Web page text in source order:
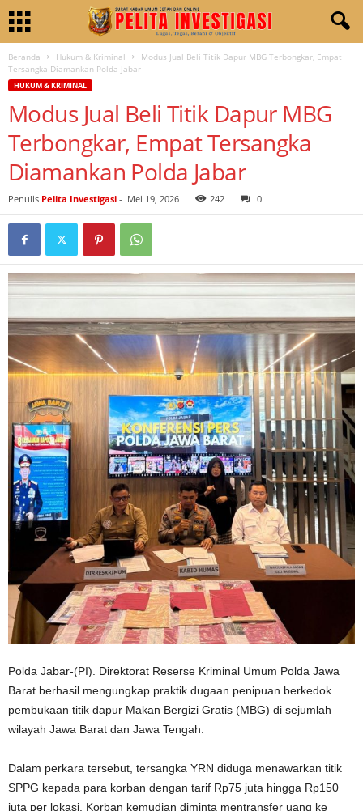
Beranda Hukum & Kriminal
Modus Jual Beli Titik Dapur MBG Terbongkar, Empat
Tersangka Diamankan Polda Jabar
HUKUM & KRIMINAL
Modus Jual Beli Titik Dapur MBG
Terbongkar, Empat Tersangka
Diamankan Polda Jabar
Penulis Pelita Investigasi - Mei 19, 2026 242 0
Polda Jabar-(PI). ‎Direktorat Reserse Kriminal Umum Polda Jawa
Barat berhasil mengungkap praktik dugaan penipuan berkedok
pembukaan titik dapur Makan Bergizi Gratis (MBG) di sejumlah
wilayah Jawa Barat dan Jawa Tengah.
‎Dalam perkara tersebut, tersangka YRN diduga menawarkan titik
SPPG kepada para korban dengan tarif Rp75 juta hingga Rp150
juta per lokasi. Korban kemudian diminta mentransfer uang ke